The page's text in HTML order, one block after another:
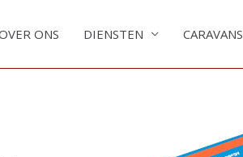
ONS DIENSTEN CARAVANS